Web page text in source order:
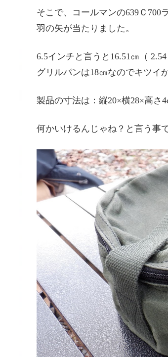
そこで、コールマンの639Ｃ700
羽の矢が当たりました。
6.5インチと言うと16.51㎝（
グリルパンは18㎝なのでキツイ
製品の寸法は：縦20×横28×高さ
何かいけるんじゃね？と言う事